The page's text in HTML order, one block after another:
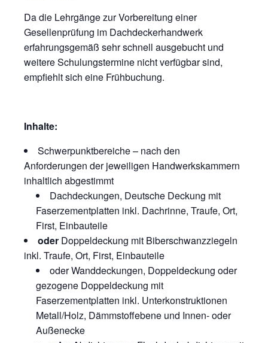
Da die Lehrgänge zur Vorbereitung einer
Gesellenprüfung im Dachdeckerhandwerk
erfahrungsgemäß sehr schnell ausgebucht und
weitere Schulungstermine nicht verfügbar sind,
empfiehlt sich eine Frühbuchung.
Inhalte:
Schwerpunktbereiche – nach den
Anforderungen der jeweiligen Handwerkskammern
inhaltlich abgestimmt
Dachdeckungen, Deutsche Deckung mit
Faserzementplatten inkl. Dachrinne, Traufe, Ort,
First, Einbauteile
oder Doppeldeckung mit Biberschwanzziegeln
inkl. Traufe, Ort, First, Einbauteile
oder Wanddeckungen, Doppeldeckung oder
gezogene Doppeldeckung mit
Faserzementplatten inkl. Unterkonstruktionen
Metall/Holz, Dämmstoffebene und Innen- oder
Außenecke